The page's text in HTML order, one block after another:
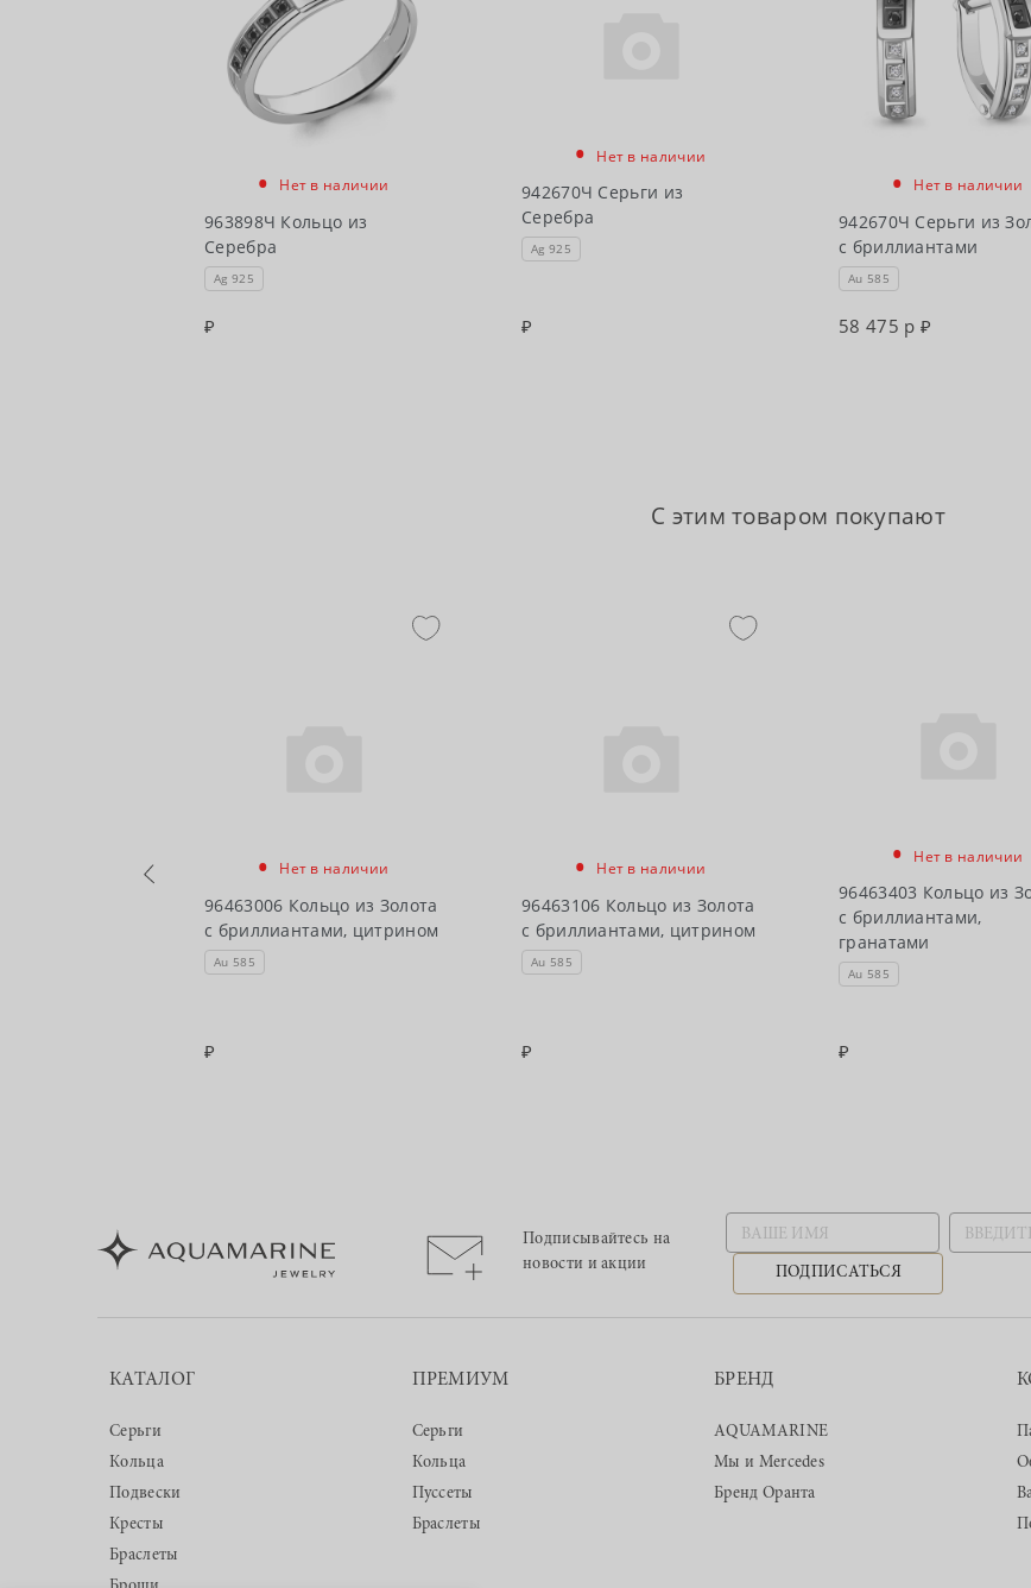
• Нет в наличии
963898Ч Кольцо из
Серебра
Ag 925
• Нет в наличии
942670Ч Серьги из
Серебра
Ag 925
• Нет в наличии
942670Ч Серьги из
с бриллиантами
Au 585
58 475 р
С этим товаром покупают
• Нет в наличии
96463006 Кольцо из Золота
с бриллиантами, цитрином
Au 585
• Нет в наличии
96463106 Кольцо из Золота
с бриллиантами, цитрином
Au 585
• Нет в наличии
96463403 Кольцо из
с бриллиантами,
гранатами
Au 585
Подписывайтесь на
новости и акции
ПОДПИСАТЬСЯ
КАТАЛОГ
Серьги
Кольца
Подвески
Кресты
Браслеты
ПРЕМИУМ
Серьги
Кольца
Пуссеты
Браслеты
БРЕНД
AQUAMARINE
Мы и Mercedes
Бренд Оранта